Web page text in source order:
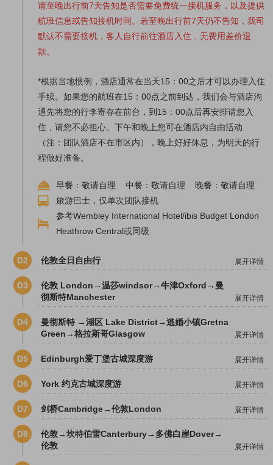
请至晚出行前7天告知是否需要免费统一接机服务，以及提供
航班信息或告知接机时间。若至晚出行前7天仍不告知，我司
默认不需要接机，客人自行前往酒店入住，无费用差价退
款。
*根据当地惯例，酒店通常在当天15：00之后才可以办理入住
手续。如果您的航班在15：00点之前到达，我们会与酒店沟
通先将您的行李寄存在前台，到15：00点后再安排请您入
住，请您不必担心。下午和晚上您可在酒店内自由活动
（注：团队酒店不在市区内），晚上好好休息，为明天的行
程做好准备。
早餐：敬请自理 中餐：敬请自理 晚餐：敬请自理
旅游巴士，仅单次团队接机
参考Wembley International Hotel/ibis Budget London
Heathrow Central或同级
D2 伦敦全日自由行 展开详情
D3
伦敦 London→温莎windsor→牛津Oxford→曼
彻斯特Manchester
展开详情
D4
曼彻斯特 →湖区 Lake District→逃婚小镇Gretna
Green→格拉斯哥Glasgow
展开详情
D5 Edinburgh爱丁堡古城深度游 展开详情
D6 York 约克古城深度游 展开详情
D7 剑桥Cambridge→伦敦London 展开详情
D8
伦敦→坎特伯雷Canterbury→多佛白崖Dover→
伦敦
展开详情